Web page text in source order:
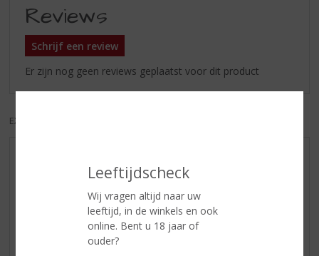
Leeftijdscheck
Wij vragen altijd naar uw
leeftijd, in de winkels en ook
online. Bent u 18 jaar of
ouder?
Reviews
Schrijf een review
Er zijn nog geen reviews geplaatst voor dit product
EXCL. BTW
WIJN VAN DE MAAND
WHISKY VAN DE MAAND
RUM VAN DE MAAND
BIER VAN DE MAAND